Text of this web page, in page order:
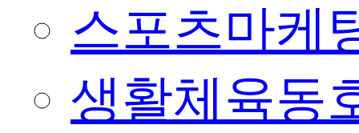
스포츠마케
생활체육동